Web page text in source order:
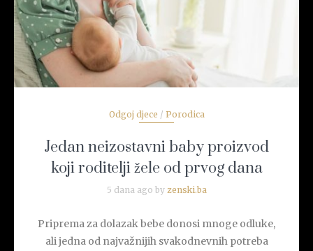
Odgoj djece / Porodica
Jedan neizostavni baby proizvod
koji roditelji žele od prvog dana
5 dana ago by zenski.ba
Priprema za dolazak bebe donosi mnoge odluke,
ali jedna od najvažnijih svakodnevnih potreba